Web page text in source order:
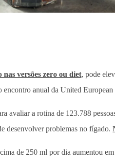
versões zero ou diet, pode
encontro anual da United
avaliar a rotina de 123.788
desenvolver problemas no fígado.
de 250 ml por dia aumentou